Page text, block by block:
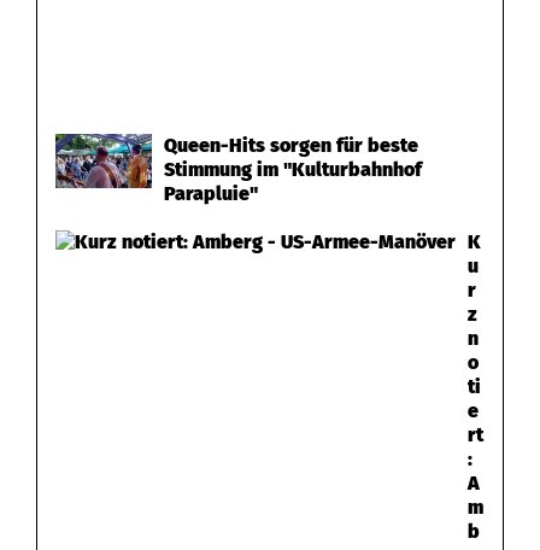
Queen-Hits sorgen für beste
Stimmung im "Kulturbahnhof
Parapluie"
K
u
r
z
n
o
ti
e
rt
:
A
m
b